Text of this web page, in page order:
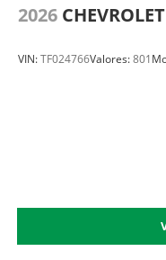
2026 CHEVROLET
VIN:TF024766Valores:801